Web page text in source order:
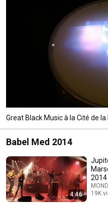
Great Black Music à la Cité de
Babel Med 2014
4:46
2014
19K